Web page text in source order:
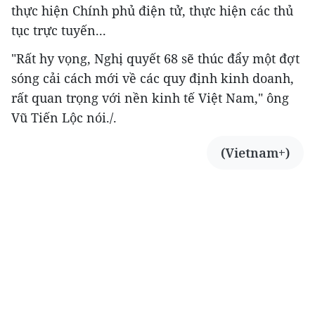
thực hiện Chính phủ điện tử, thực hiện các thủ
tục trực tuyến...
"Rất hy vọng, Nghị quyết 68 sẽ thúc đẩy một đợt
sóng cải cách mới về các quy định kinh doanh,
rất quan trọng với nền kinh tế Việt Nam," ông
Vũ Tiến Lộc nói./.
(Vietnam+)